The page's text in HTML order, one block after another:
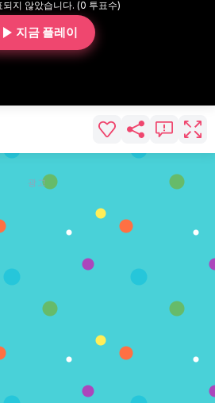
되지 않았습니다. (0 투표수)
지금 플레이
광고